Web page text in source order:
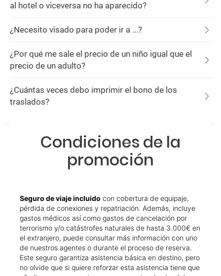
al hotel o viceversa no ha aparecido?
¿Necesito visado para poder ir a ...?
¿Por qué me sale el precio de un niño igual que el
precio de un adulto?
¿Cuántas veces debo imprimir el bono de los
traslados?
Condiciones de la
promoción
Seguro de viaje incluido con cobertura de equipaje,
pérdida de conexiones y repatriación. Además, incluye
gastos médicos así como gastos de cancelación por
terrorismo y/o catástrofes naturales de hasta 3.000€ en
el extranjero, puede consultar más información con uno
de nuestros agentes o durante el proceso de reserva.
Este seguro garantiza asistencia básica en destino, pero
no olvide que si quiere reforzar esta asistencia tiene que